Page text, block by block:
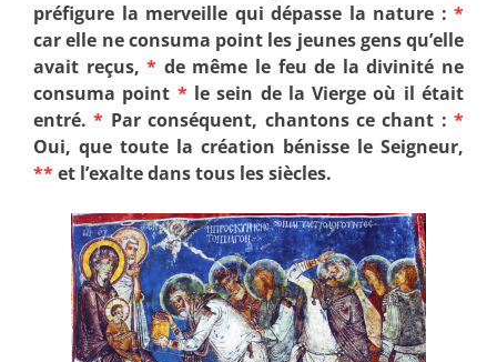
préfigure la merveille qui dépasse la nature : *
car elle ne consuma point les jeunes gens qu’elle
avait reçus,* de même le feu de la divinité ne
consuma point *le sein de la Vierge où il était
entré.* Par conséquent, chantons ce chant : *
Oui, que toute la création bénisse le Seigneur,
**et l’exalte dans tous les siècles.